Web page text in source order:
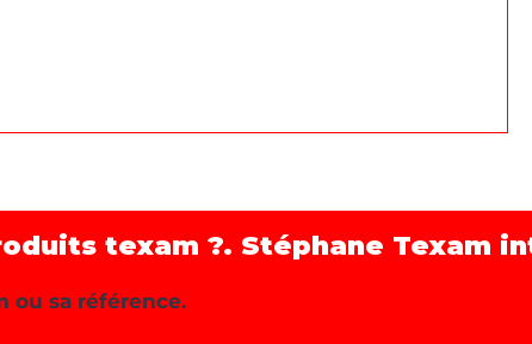
texam ?. Stéphane Texam
ou sa référence.